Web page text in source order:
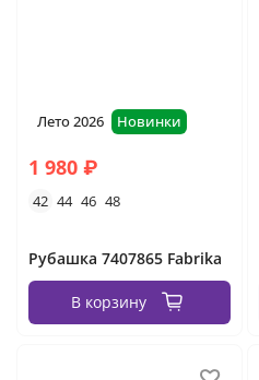
Лето 2026 Новинки
1 980 ₽
42 44 46 48
Рубашка 7407865 Fabrika
В корзину